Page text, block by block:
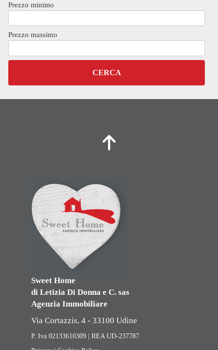
Prezzo minimo
Prezzo massimo
Sweet Home
di Letizia Di Donna e C. sas
Agenzia Immobiliare
Via Cortazzis, 4 - 33100 Udine
P. Iva 02133610309 | REA UD-237787